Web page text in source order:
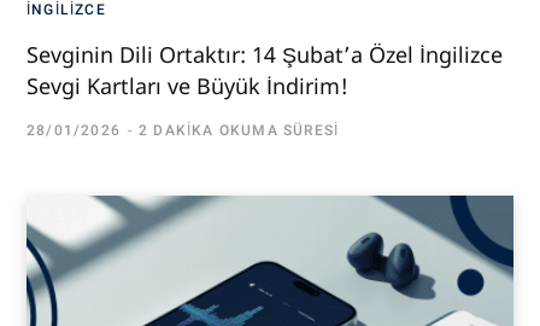
İNGILIZCE
Sevginin Dili Ortaktır: 14 Şubat’a Özel İngilizce
Sevgi Kartları ve Büyük İndirim!
28/01/2026 2 DAKIKA OKUMA SÜRESI